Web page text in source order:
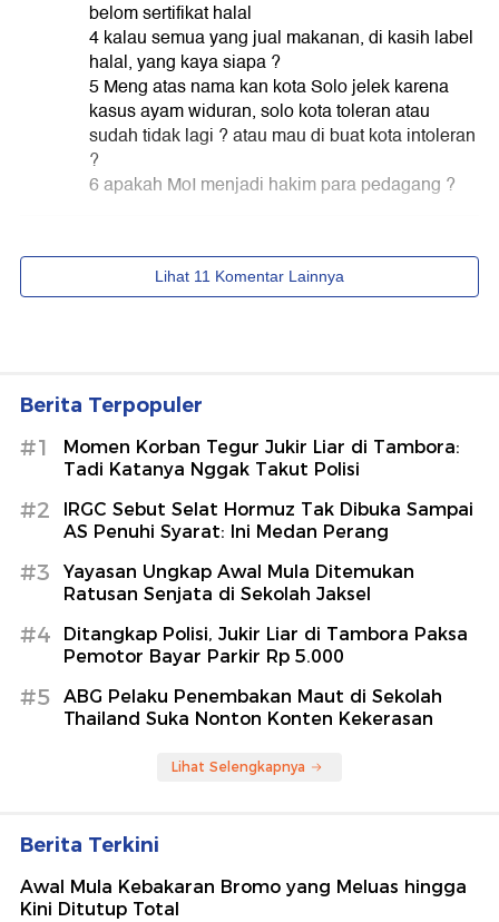
Berita Terpopuler
#1
Momen Korban Tegur Jukir Liar di Tambora:
Tadi Katanya Nggak Takut Polisi
#2
IRGC Sebut Selat Hormuz Tak Dibuka Sampai
AS Penuhi Syarat: Ini Medan Perang
#3
Yayasan Ungkap Awal Mula Ditemukan
Ratusan Senjata di Sekolah Jaksel
#4
Ditangkap Polisi, Jukir Liar di Tambora Paksa
Pemotor Bayar Parkir Rp 5.000
#5
ABG Pelaku Penembakan Maut di Sekolah
Thailand Suka Nonton Konten Kekerasan
Lihat Selengkapnya
Berita Terkini
Awal Mula Kebakaran Bromo yang Meluas hingga
Kini Ditutup Total